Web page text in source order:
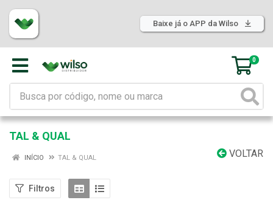
Baixe já o APP da Wilso
0
TAL & QUAL
VOLTAR
INÍCIO TAL & QUAL
Filtros